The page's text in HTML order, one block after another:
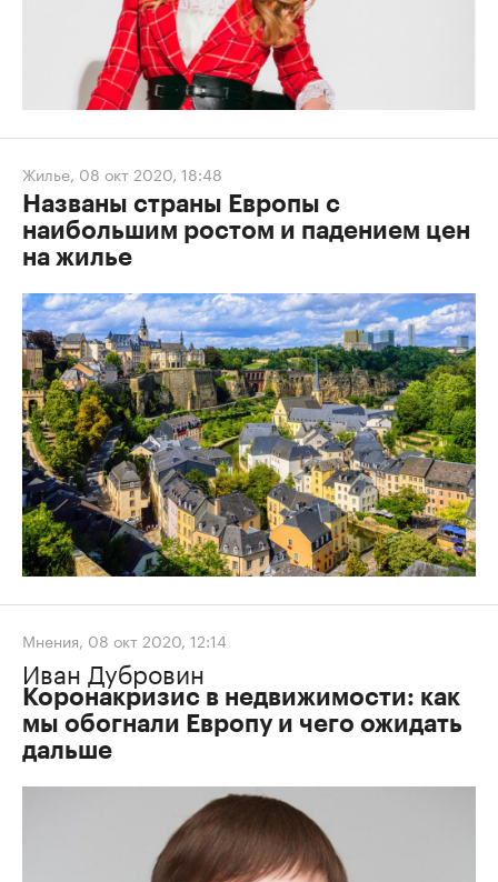
Жилье, 08 окт 2020, 18:48
Названы страны Европы с
наибольшим ростом и падением цен
на жилье
Мнения, 08 окт 2020, 12:14
Иван Дубровин
Коронакризис в недвижимости: как
мы обогнали Европу и чего ожидать
дальше